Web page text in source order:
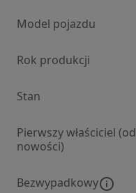
Model pojazdu
Rok produkcji
Stan
Pierwszy właściciel (od
nowości)
Bezwypadkowy